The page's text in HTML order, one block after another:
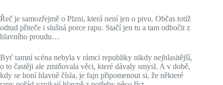
Řeč je samozřejmě o Plzni, která není jen o pivu. Občas totiž
odtud přiteče i slušná porce rapu. Stačí jen tu a tam odbočit z
hlavního proudu…
Byť tamní scéna nebyla v rámci republiky nikdy nejhlasitější,
o to častěji ale zmiňovala věci, které dávaly smysl. A v době,
kdy se honí hlavně čísla, je fajn připomenout si, že některé